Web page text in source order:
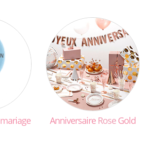
mariage Anniversaire RoseGold